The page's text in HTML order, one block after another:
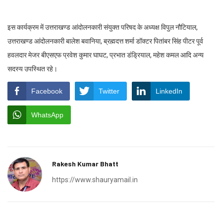
इस कार्यक्रम में उत्तराखण्ड आंदोलनकारी संयुक्त परिषद के अध्यक्ष विपुल नौटियाल,
उत्तराखण्ड आंदोलनकारी बालेश बवानिया, ब्रह्मदत्त शर्मा डॉक्टर पितांबर सिंह पीटर पूर्व
हवलदार मेजर बीएसएफ प्रवेश कुमार घाघट, प्रभात डंड्रियाल, महेश कमल आदि अन्य
सदस्य उपस्थित रहे।
Facebook Twitter LinkedIn
WhatsApp
Rakesh Kumar Bhatt
https://www.shauryamail.in